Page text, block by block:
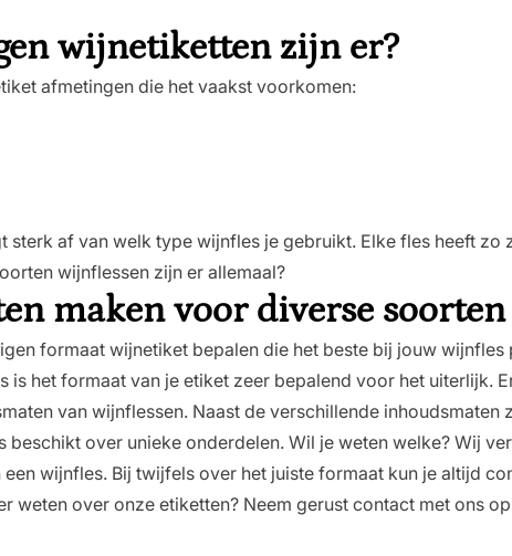
wijnetiketten zijn er?
afmetingen die het vaakst voorkomen:
sterk af van welk type wijnfles je gebruikt. Elke fles heeft zo
wijnflessen zijn er allemaal?
maken voor diverse
formaat wijnetiket bepalen die het beste bij jouw wijnfles
is het formaat van je etiket zeer bepalend voor het uiterlijk.
van wijnflessen. Naast de verschillende inhoudsmaten
beschikt over unieke onderdelen. Wil je weten welke? Wij
een wijnfles. Bij twijfels over het juiste formaat kun je altijd
weten over onze etiketten? Neem gerust contact met ons